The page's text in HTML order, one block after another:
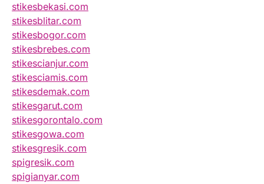
stikesbekasi.com
stikesblitar.com
stikesbogor.com
stikesbrebes.com
stikescianjur.com
stikesciamis.com
stikesdemak.com
stikesgarut.com
stikesgorontalo.com
stikesgowa.com
stikesgresik.com
spigresik.com
spigianyar.com